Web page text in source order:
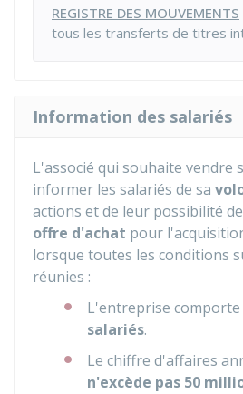
REGISTRE DES MOUVEMENTS
tous les transferts de titres
Information des salariés
L'associé qui souhaite vendre
informer les salariés de sa
actions et de leur possibilité de
offre d'achat pour
lorsque toutes les conditions
réunies :
L'entreprise comporte
salariés.
Le chiffre d'affaires
n'excède pas 50